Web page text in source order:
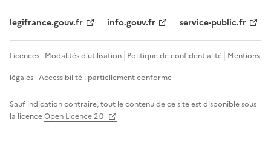
legifrance.gouv.fr info.gouv.fr service-public.fr
Licences Modalités d'utilisation Politique de confidentialité Mentions
légales Accessibilité : partiellement conforme
Sauf indication contraire, tout le contenu de ce site est disponible sous
la licenceOpen Licence 2.0